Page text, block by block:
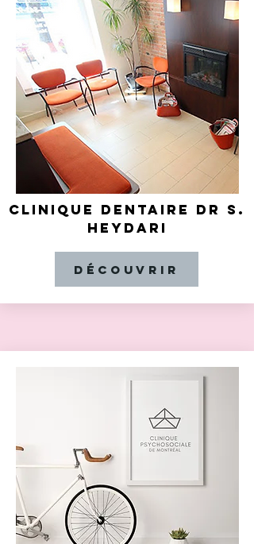
CLINIQUE DENTAIRE DR S.
HEYDARI
Découvrir